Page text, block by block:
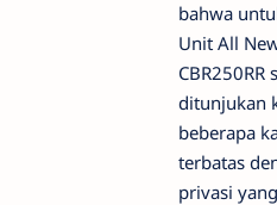
bahwa
Unit All
CBR250RR
ditunjukan
beberapa
terbatas
privasi